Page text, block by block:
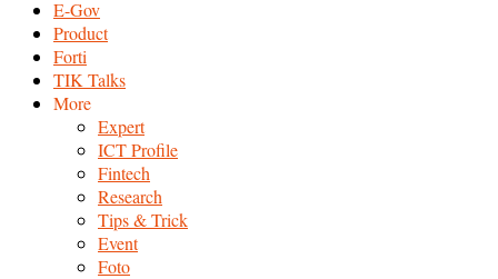
E-Gov
Product
Forti
TIK Talks
More
Expert
ICT Profile
Fintech
Research
Tips & Trick
Event
Foto